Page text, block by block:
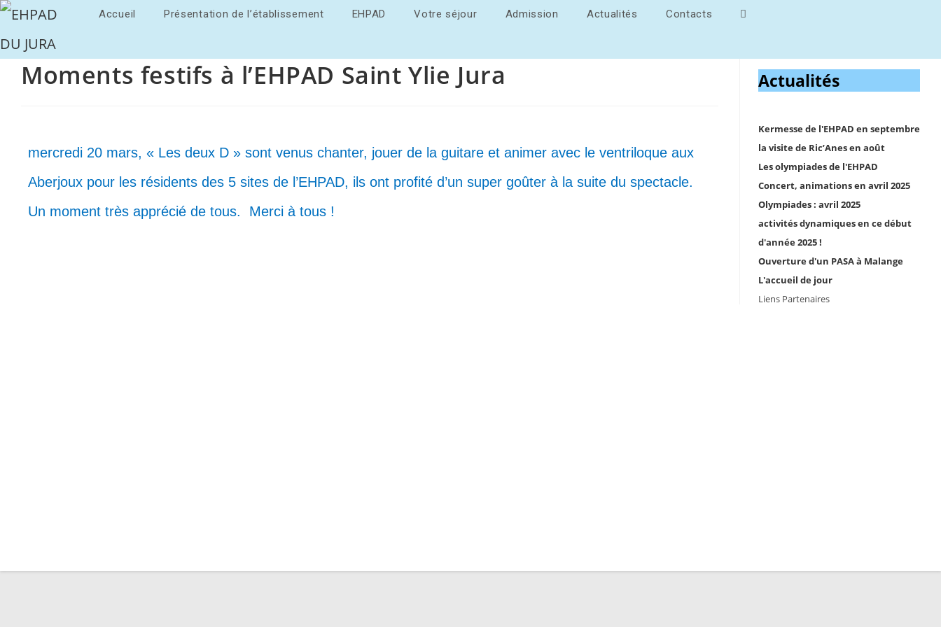
Accueil Présentation de l’établissement EHPAD Votre séjour Admission Actualités Contacts
Moments festifs à l’EHPAD Saint Ylie Jura
mercredi 20 mars, « Les deux D » sont venus chanter, jouer de la guitare et animer avec le ventriloque aux
Aberjoux pour les résidents des 5 sites de l’EHPAD, ils ont profité d’un super goûter à la suite du spectacle.
Un moment très apprécié de tous.
Merci à tous !
Actualités
Kermesse de l'EHPAD en septembre
la visite de Ric’Anes en août
Les olympiades de l'EHPAD
Concert, animations en avril 2025
Olympiades : avril 2025
activités dynamiques en ce début
d'année 2025 !
Ouverture d'un PASA à Malange
L'accueil de jour
Liens Partenaires